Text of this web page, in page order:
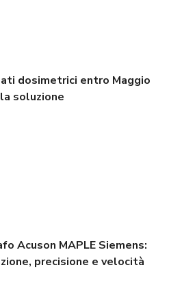
dosimetrici entro Maggio
soluzione
Acuson MAPLE Siemens:
precisione e velocità